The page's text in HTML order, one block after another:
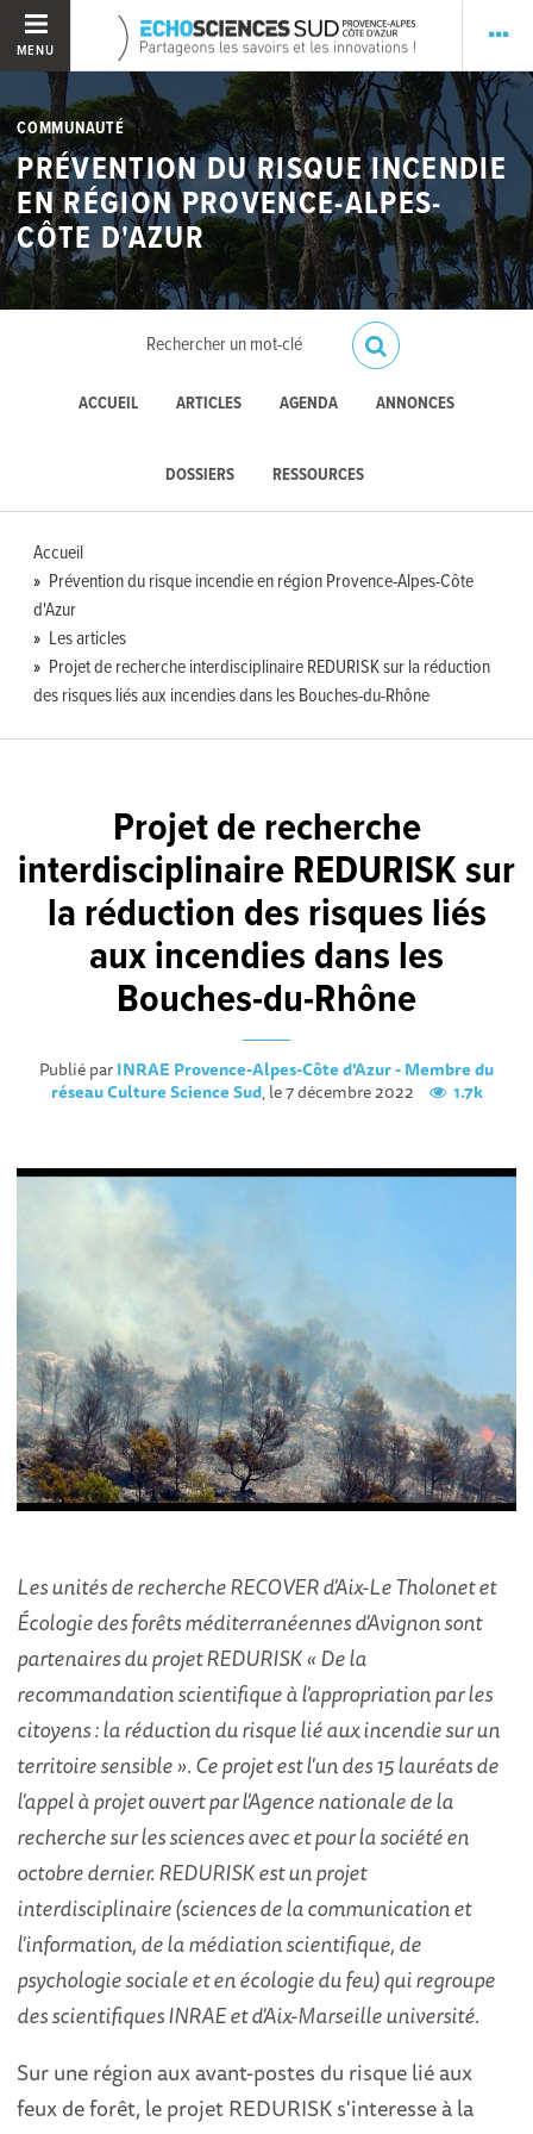
MENU
COMMUNAUTÉ
PRÉVENTION DU RISQUE INCENDIE
EN RÉGION PROVENCE-ALPES-
CÔTE D'AZUR
ACCUEIL ARTICLES AGENDA ANNONCES
DOSSIERS RESSOURCES
Accueil
Prévention du risque incendie en région Provence-Alpes-Côte
d'Azur
Les articles
Projet de recherche interdisciplinaire REDURISK sur la réduction
des risques liés aux incendies dans les Bouches-du-Rhône
Projet de recherche
interdisciplinaire REDURISK sur
la réduction des risques liés
aux incendies dans les
Bouches-du-Rhône
Publié parINRAE Provence-Alpes-Côte d'Azur - Membre du
réseau Culture Science Sud, le 7 décembre 2022 1.7k
Les unités de recherche RECOVER d'Aix-Le Tholonet et
Écologie des forêts méditerranéennes d'Avignon sont
partenaires du projet REDURISK « De la
recommandation scientifique à l'appropriation par les
citoyens : la réduction du risque lié aux incendie sur un
territoire sensible ». Ce projet est l'un des 15 lauréats de
l'appel à projet ouvert par l'Agence nationale de la
recherche sur les sciences avec et pour la société en
octobre dernier. REDURISK est un projet
interdisciplinaire (sciences de la communication et
l'information, de la médiation scientifique, de
psychologie sociale et en écologie du feu) qui regroupe
des scientifiques INRAE et d'Aix-Marseille université.
Sur une région aux avant-postes du risque lié aux
feux de forêt, le projet REDURISK s'interesse à la